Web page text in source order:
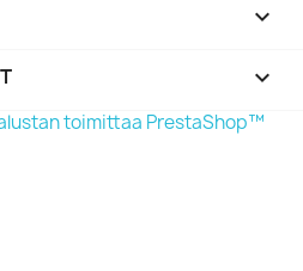

keyboard_arrow_down
toimittaa PrestaShop™